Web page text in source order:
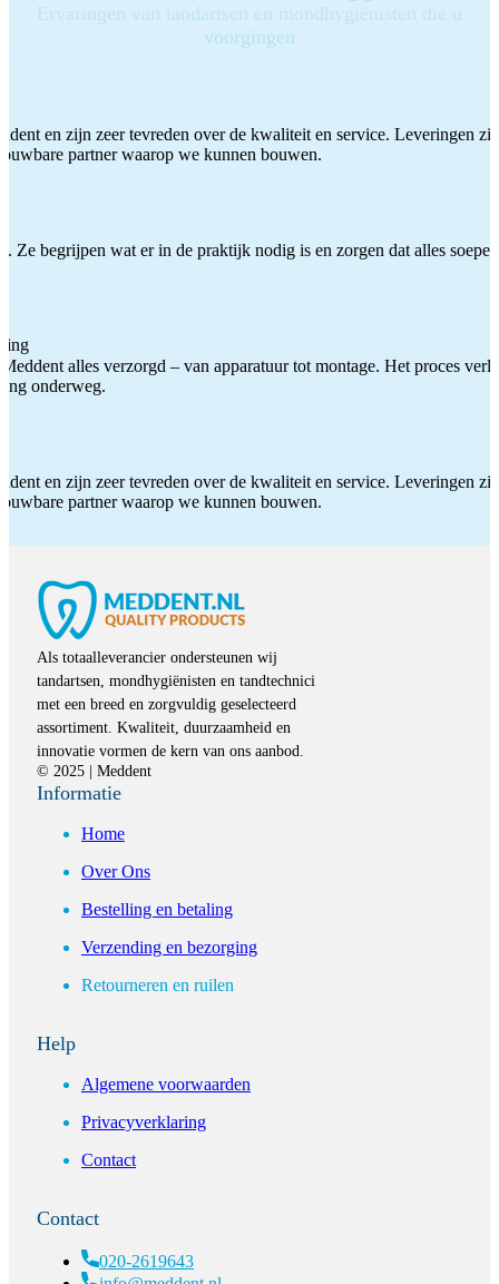
Ervaringen van tandartsen en mondhygiënisten die u
voorgingen
en zijn zeer tevreden over de kwaliteit en service. Leveringen
partner waarop we kunnen bouwen.
Ze begrijpen wat er in de praktijk nodig is en zorgen dat alles
alles verzorgd – van apparatuur tot montage. Het proces
onderweg.
en zijn zeer tevreden over de kwaliteit en service. Leveringen
partner waarop we kunnen bouwen.
Als totaalleverancier ondersteunen wij
tandartsen, mondhygiënisten en tandtechnici
met een breed en zorgvuldig geselecteerd
assortiment. Kwaliteit, duurzaamheid en
innovatie vormen de kern van ons aanbod.
© 2025 | Meddent
Informatie
Home
Over Ons
Bestelling en betaling
Verzending en bezorging
Retourneren en ruilen
Help
Algemene voorwaarden
Privacyverklaring
Contact
Contact
020-2619643